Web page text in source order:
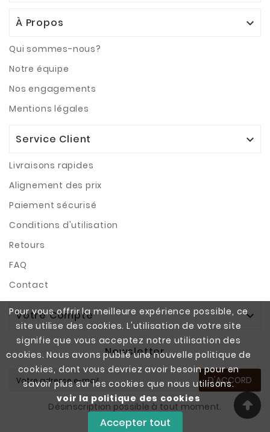
Pour vous offrir la meilleure expérience possible, ce
site utilise des cookies. L'utilisation de votre site
signifie que vous acceptez notre utilisation des
cookies. Nous avons publié une nouvelle politique de
cookies, dont vous devriez avoir besoin pour en
savoir plus sur les cookies que nous utilisons.
voir la politique des cookies
Accepter tout
À Propos 
Qui sommes-nous?
Notre équipe
Nos engagements
Mentions légales
Service Client 
Livraisons rapides
Alignement des prix
Paiement sécurisé
Conditions d'utilisation
Retours
FAQ
Contact
Votre Compte 
Newsletter
D'ACCORD
Désinscription possible à tout moment.